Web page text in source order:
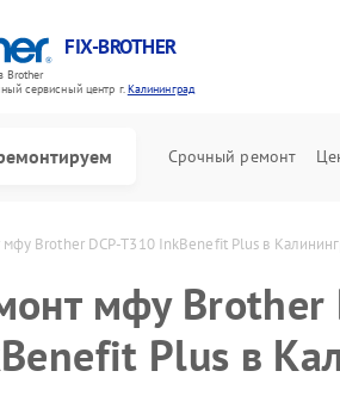
FIX-BROTHER
Brother
cервисный центр г.Калининград
Срочный ремонт
мфу Brother DCP-T310 InkBenefit Plus в
мфу Brother
Plus в